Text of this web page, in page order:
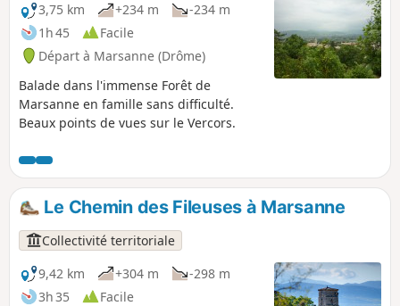
3,75 km
+234 m
-234 m
1h 45
Facile
Départ à Marsanne (Drôme)
Balade dans l'immense Forêt de
Marsanne en famille sans difficulté.
Beaux points de vues sur le Vercors.
Le Chemin des Fileuses à Marsanne
Collectivité territoriale
9,42 km
+304 m
-298 m
3h 35
Facile